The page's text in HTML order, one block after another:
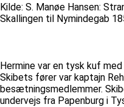
Kilde: S. Manøe Hansen:
Skallingen til Nymindegab
Hermine var en tysk kuf
Skibets fører var kaptajn
besætningsmedlemmer.
undervejs fra Papenburg i